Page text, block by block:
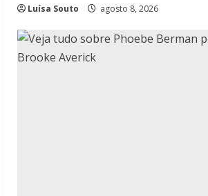
Luísa Souto agosto 8, 2026